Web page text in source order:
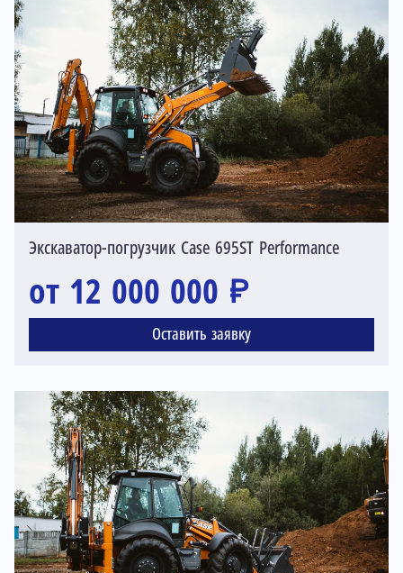
Экскаватор-погрузчик Case 695ST Performance
от 12 000 000 ₽
Оставить заявку